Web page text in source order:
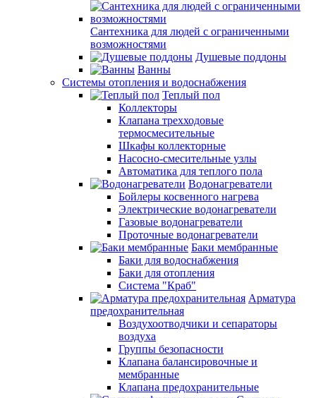
Сантехника для людей с ограниченными
возможностями
Душевые поддоны
Ванны
Системы отопления и водоснабжения
Теплый пол
Коллекторы
Клапана трехходовые
термосмесительные
Шкафы коллекторные
Насосно-смесительные узлы
Автоматика для теплого пола
Водонагреватели
Бойлеры косвенного нагрева
Электрические водонагреватели
Газовые водонагреватели
Проточные водонагреватели
Баки мембранные
Баки для водоснабжения
Баки для отопления
Система "Краб"
Арматура
предохранительная
Воздухоотводчики и сепараторы
воздуха
Группы безопасности
Клапана балансировочные и
мембранные
Клапана предохранительные